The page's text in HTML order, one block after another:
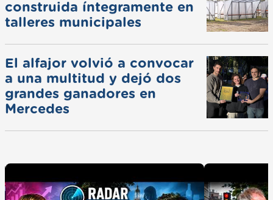
construida íntegramente en
talleres municipales
El alfajor volvió a convocar
a una multitud y dejó dos
grandes ganadores en
Mercedes